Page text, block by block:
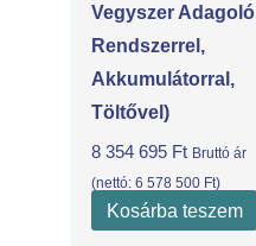
Vegyszer Adagoló
Rendszerrel,
Akkumulátorral,
Töltővel)
8 354 695 Ft Bruttó ár
(nettó:6 578 500 Ft)
Kosárba teszem